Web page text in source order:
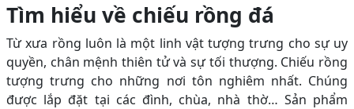
Tìm hiểu về chiếu rồng đá
Từ xưa rồng luôn là một linh vật tượng trưng cho sự uy
quyền, chân mệnh thiên tử và sự tối thượng. Chiếu rồng
tượng trưng cho những nơi tôn nghiêm nhất. Chúng
được lắp đặt tại các đình, chùa, nhà thờ… Sản phẩm